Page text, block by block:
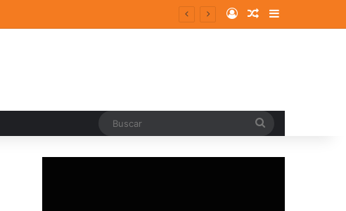
Log InRandom Article
Sidebar